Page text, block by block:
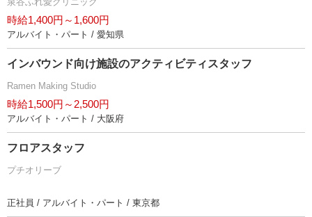
時給1,400円～1,600円
アルバイト・パート / 愛知県
インバウンド向け施設のアクティビティスタッフ
Ramen Making Studio
時給1,500円～2,500円
アルバイト・パート / 大阪府
フロアスタッフ
プチオリーブ
正社員 / アルバイト・パート / 東京都